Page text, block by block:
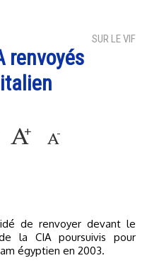
SUR LE VIF
renvoyés
la CIA poursuivis pour
égyptien en 2003.